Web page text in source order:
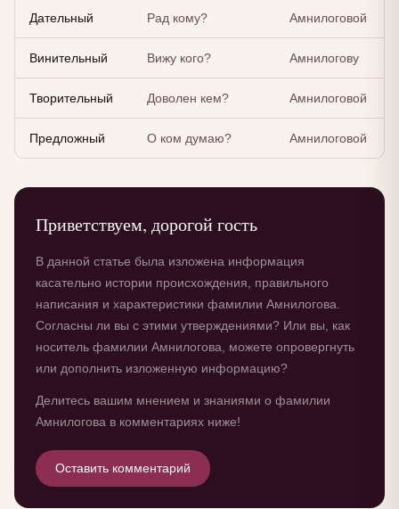
Дательный Рад кому? Амнилоговой
Винительный Вижу кого? Амнилогову
Творительный Доволен кем? Амнилоговой
Предложный О ком думаю? Амнилоговой
Приветствуем, дорогой гость
В данной статье была изложена информация
касательно истории происхождения, правильного
написания и характеристики фамилии Амнилогова.
Согласны ли вы с этими утверждениями? Или вы, как
носитель фамилии Амнилогова, можете опровергнуть
или дополнить изложенную информацию?
Делитесь вашим мнением и знаниями о фамилии
Амнилогова в комментариях ниже!
Оставить комментарий